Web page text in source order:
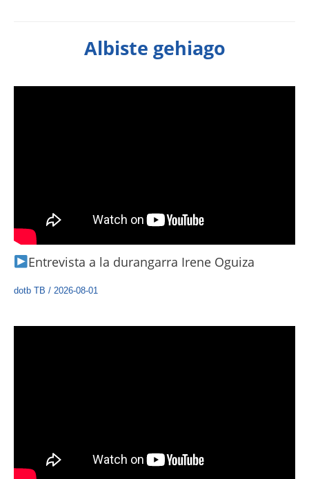
Albiste gehiago
Entrevista a la durangarra Irene Oguiza
dotb TB / 2026-08-01